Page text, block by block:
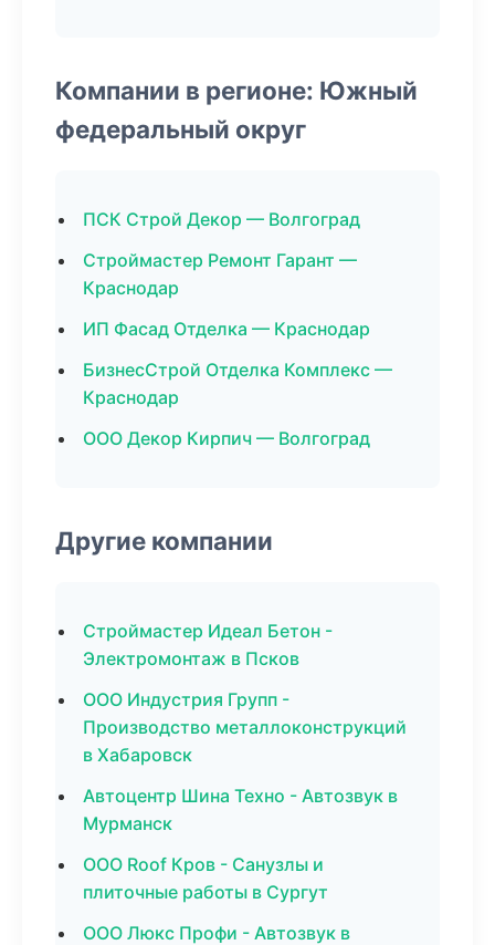
Компании в регионе: Южный
федеральный округ
ПСК Строй Декор — Волгоград
Строймастер Ремонт Гарант —
Краснодар
ИП Фасад Отделка — Краснодар
БизнесСтрой Отделка Комплекс —
Краснодар
ООО Декор Кирпич — Волгоград
Другие компании
Строймастер Идеал Бетон -
Электромонтаж в Псков
ООО Индустрия Групп -
Производство металлоконструкций
в Хабаровск
Автоцентр Шина Техно - Автозвук в
Мурманск
ООО Roof Кров - Санузлы и
плиточные работы в Сургут
ООО Люкс Профи - Автозвук в